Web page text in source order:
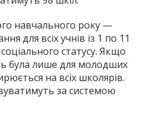
навчального року —
для всіх учнів із 1 по 11
статусу. Якщо
була лише для молодших
на всіх школярів.
за системою